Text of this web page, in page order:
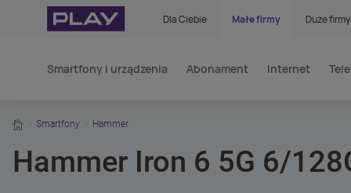
Dla Ciebie Małe firmy Duże firmy
Smartfony i urządzenia Abonament Internet
home
Smartfony Hammer
Hammer Iron 6 5G 6/